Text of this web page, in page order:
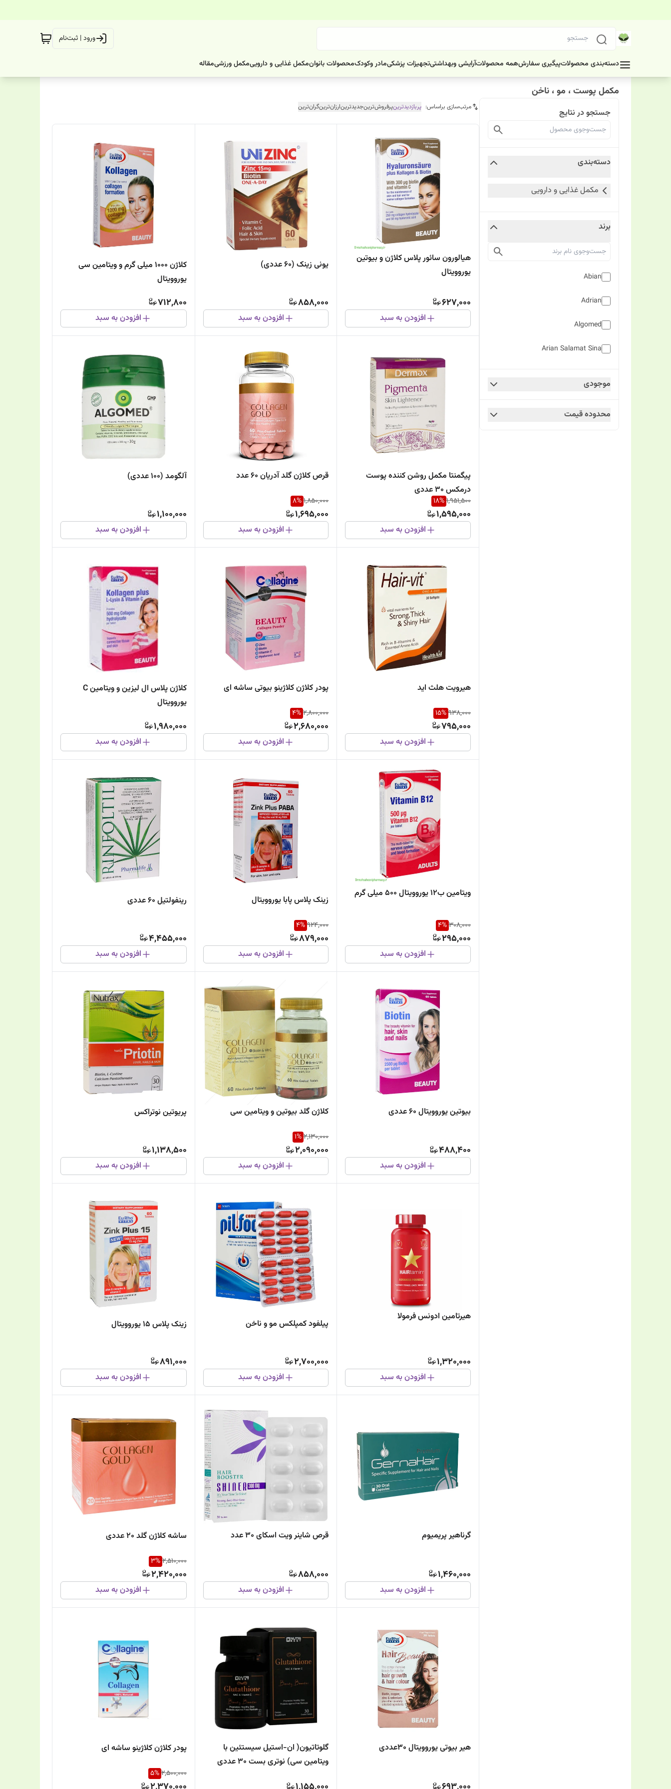
ورود | ثبت‌نام
دسته‌بندی محصولاتپیگیری سفارشهمه محصولاتآرایشی وبهداشتیتجهیزات پزشکیمادر وکودکمحصولات بانوانمکمل غذایی و داروییمکمل ورزشیمقاله
مکمل پوست ، مو ، ناخن
جستجو در نتایج
دسته‌بندی
مکمل غذایی و دارویی
برند
Abian
Adrian
Algomed
Arian Salamat Sina
Collagino
موجودی
محدوده قیمت
مرتب‌سازی براساس: پربازدیدترینپرفروش‌ترینجدیدترینارزان‌ترینگران‌ترین
هیالورون سائور پلاس کلاژن و بیوتین
یوروویتال
627,000
افزودن به سبد
یونی زینک (60 عددی)
858,000
افزودن به سبد
کلاژن 1000 میلی گرم و ویتامین سی
یوروویتال
712,800
افزودن به سبد
پیگمنتا مکمل روشن کننده پوست
درمکس 30 عددی
1,951,500
18%
1,595,000
افزودن به سبد
قرص کلاژن گلد آدریان 60 عدد
1,850,000
8%
1,695,000
افزودن به سبد
آلگومد (100 عددی)
1,100,000
افزودن به سبد
هیرویت هلث اید
938,000
15%
795,000
افزودن به سبد
پودر کلاژن کلاژینو بیوتی ساشه ای
2,800,000
4%
2,680,000
افزودن به سبد
کلاژن پلاس ال لیزین و ویتامین C
یوروویتال
1,980,000
افزودن به سبد
ویتامین ب۱۲ یوروویتال 500 میلی گرم
308,000
4%
295,000
افزودن به سبد
زینک پلاس پابا یوروویتال
924,000
4%
879,000
افزودن به سبد
رینفولتیل 60 عددی
4,455,000
افزودن به سبد
بیوتین یوروویتال 60 عددی
488,400
افزودن به سبد
کلاژن گلد بیوتین و ویتامین سی
2,130,000
1%
2,090,000
افزودن به سبد
پریوتین نوتراکس
1,138,500
افزودن به سبد
هیرتامین ادونس فرمولا
1,320,000
افزودن به سبد
پیلفود کمپلکس مو و ناخن
2,700,000
افزودن به سبد
زینک پلاس 15 یوروویتال
891,000
افزودن به سبد
گرناهیر پریمیوم
1,460,000
افزودن به سبد
قرص شاینر ویت اسکای 30 عدد
858,000
افزودن به سبد
ساشه کلاژن گلد 20 عددی
2,510,000
3%
2,420,000
افزودن به سبد
هیر بیوتی یوروویتال 30عددی
گلوتاتیون( ان-استیل سیستئین با
ویتامین سی) نوتری بست 30 عددی
پودر کلاژن کلاژینو ساشه ای
2,500,000
5%